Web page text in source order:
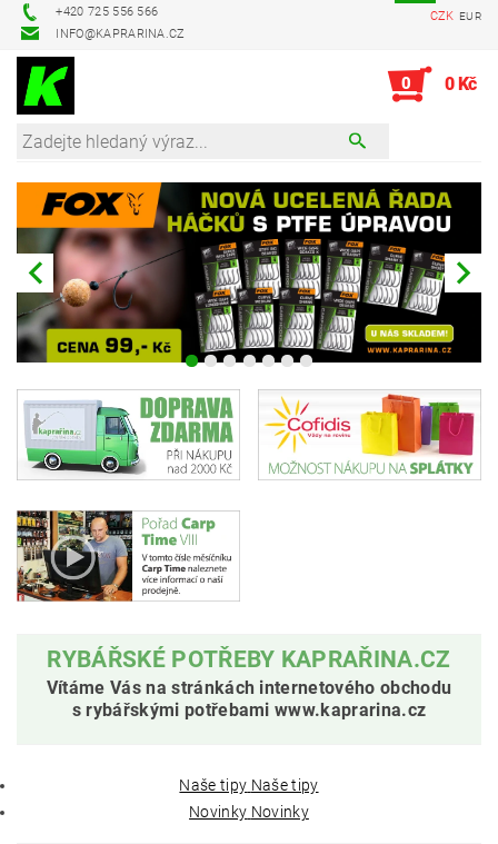
+420 725 556 566
INFO@KAPRARINA.CZ
CZK EUR
0 0 Kč
RYBÁŘSKÉ POTŘEBY KAPRAŘINA.CZ
Vítáme Vás na stránkách internetového obchodu
s rybářskými potřebami www.kaprarina.cz
Naše tipy Naše tipy
Novinky Novinky